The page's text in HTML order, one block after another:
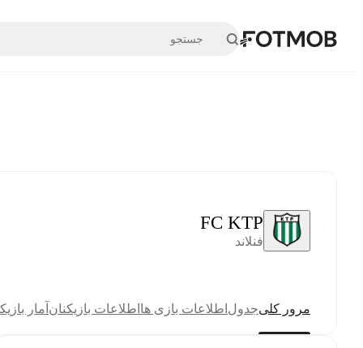
رفتن به محتوای اصلی
FC KTP
فنلاند
مرور کلیجدول اطلاعات بازی ها اطلاعات بازیکنان آمار